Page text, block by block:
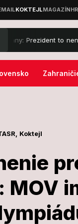
to nenechal len tak
Koktejl